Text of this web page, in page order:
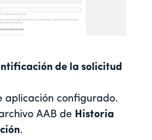
de la solicitud
aplicación configurado.
AAB de Historia
.